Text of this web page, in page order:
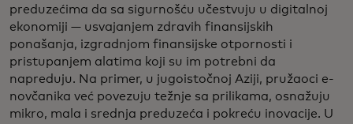
preduzećima da sa sigurnošću učestvuju u digitalnoj
ekonomiji — usvajanjem zdravih finansijskih
ponašanja, izgradnjom finansijske otpornosti i
pristupanjem alatima koji su im potrebni da
napreduju. Na primer, u jugoistočnoj Aziji, pružaoci e-
novčanika već povezuju težnje sa prilikama, osnažuju
mikro, mala i srednja preduzeća i pokreću inovacije. U